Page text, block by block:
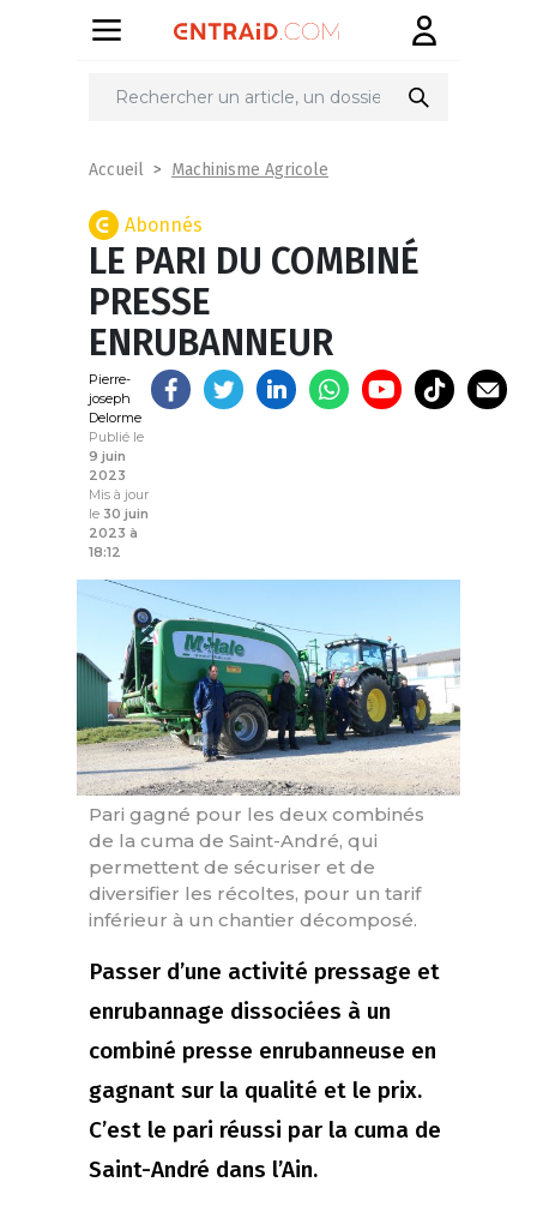
Partager
Accueil Machinisme Agricole
Abonnés
LE PARI DU COMBINÉ
PRESSE
ENRUBANNEUR
Pierre-
joseph
Delorme
Publié le
9 juin
2023
Mis à jour
le 30 juin
2023 à
18:12
Pari gagné pour les deux combinés
de la cuma de Saint-André, qui
permettent de sécuriser et de
diversifier les récoltes, pour un tarif
inférieur à un chantier décomposé.
Passer d’une activité pressage et
enrubannage dissociées à un
combiné presse enrubanneuse en
gagnant sur la qualité et le prix.
C’est le pari réussi par la cuma de
Saint-André dans l’Ain.